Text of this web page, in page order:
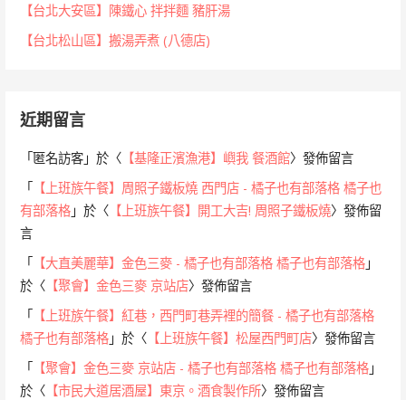
【台北大安區】陳鐵心 拌拌麵 豬肝湯
【台北松山區】搬湯弄煮 (八德店)
近期留言
「匿名訪客 」於〈 【基隆正濱漁港】嶼我 餐酒館〉發佈留言
「 【上班族午餐】周照子鐵板燒 西門店 - 橘子也有部落格 橘子也
有部落格 」於〈 【上班族午餐】開工大吉! 周照子鐵板燒〉發佈留
言
「 【大直美麗華】金色三麥 - 橘子也有部落格 橘子也有部落格 」
於〈 【聚會】金色三麥 京站店〉發佈留言
「 【上班族午餐】紅巷，西門町巷弄裡的簡餐 - 橘子也有部落格
橘子也有部落格 」於〈 【上班族午餐】松屋西門町店〉發佈留言
「 【聚會】金色三麥 京站店 - 橘子也有部落格 橘子也有部落格 」
於〈 【市民大道居酒屋】東京。酒食製作所〉發佈留言